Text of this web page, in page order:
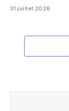
31 juillet 2026